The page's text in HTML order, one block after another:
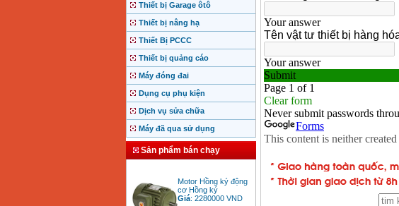
Thiết bị Garage ôtô
Thiết bị nâng hạ
Thiết Bị PCCC
Thiết bị quảng cáo
Máy đóng đai
Dụng cụ phụ kiện
Dịch vụ sửa chữa
Máy đã qua sử dụng
Sản phẩm bán chạy
cơ Hồng ký
Giá:2280000